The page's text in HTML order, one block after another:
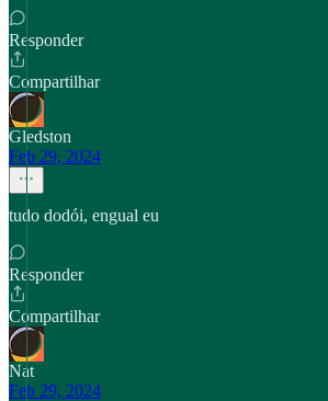
Responder
Compartilhar
Gledston
Feb 29, 2024
tudo dodói, engual eu
Responder
Compartilhar
Nat
Feb 29, 2024